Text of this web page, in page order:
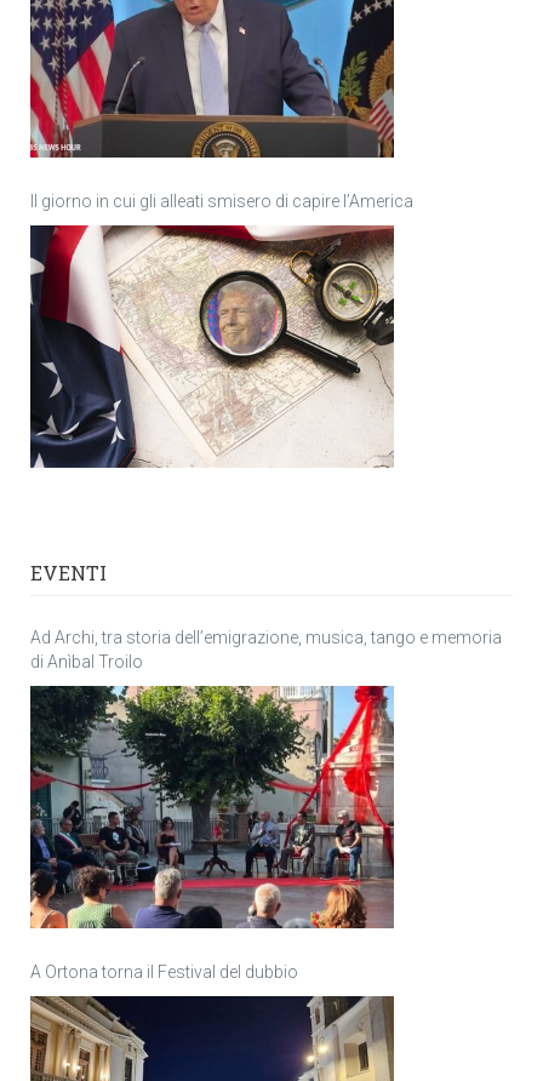
Il giorno in cui gli alleati smisero di capire l’America
EVENTI
Ad Archi, tra storia dell’emigrazione, musica, tango e memoria
di Anìbal Troilo
A Ortona torna il Festival del dubbio